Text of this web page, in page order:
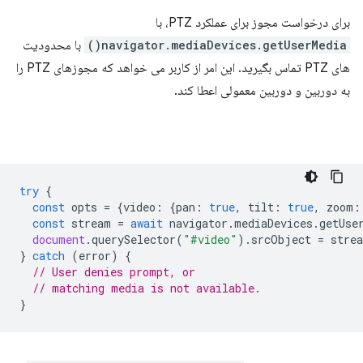
برای درخواست مجوز برای عملکرد PTZ، با
navigator.mediaDevices.getUserMedia()
با محدودیت
های PTZ تماس بگیرید. این امر از کاربر می خواهد که مجوزهای PTZ را
به دوربین و دوربین معمولی اعطا کند.
try {
const opts = {video : {pan : true, tilt : true, zoom :
const stream = await navigator .mediaDevices .
document.querySelector( "#video" ). srcObject =
} catch (error)
{
// User denies prompt, or
// matching media is not available.
}